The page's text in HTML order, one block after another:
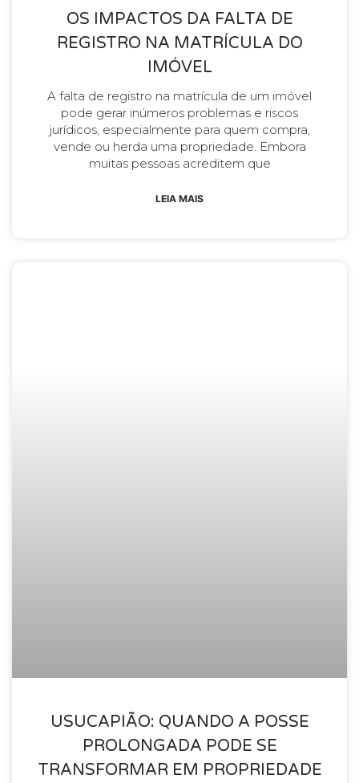
OS IMPACTOS DA FALTA DE
REGISTRO NA MATRÍCULA DO
IMÓVEL
A falta de registro na matrícula de um imóvel
pode gerar inúmeros problemas e riscos
jurídicos, especialmente para quem compra,
vende ou herda uma propriedade. Embora
muitas pessoas acreditem que
LEIA MAIS
USUCAPIÃO: QUANDO A POSSE
PROLONGADA PODE SE
TRANSFORMAR EM PROPRIEDADE